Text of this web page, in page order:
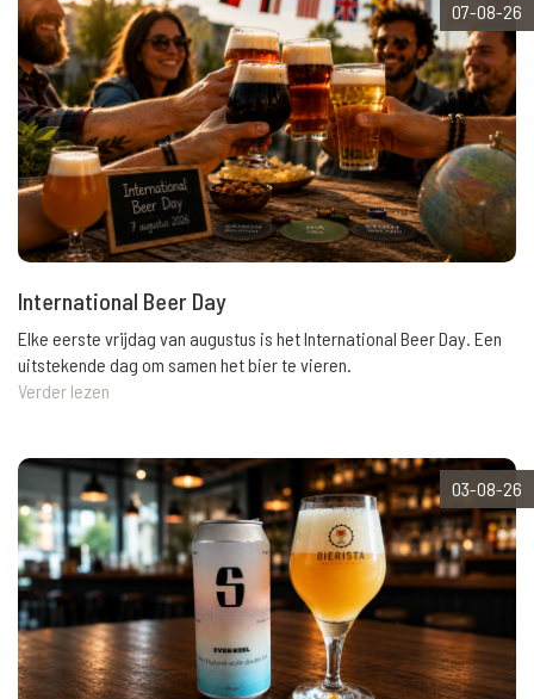
07-08-26
International Beer Day
Elke eerste vrijdag van augustus is het International Beer Day. Een
uitstekende dag om samen het bier te vieren.
Verder lezen
03-08-26